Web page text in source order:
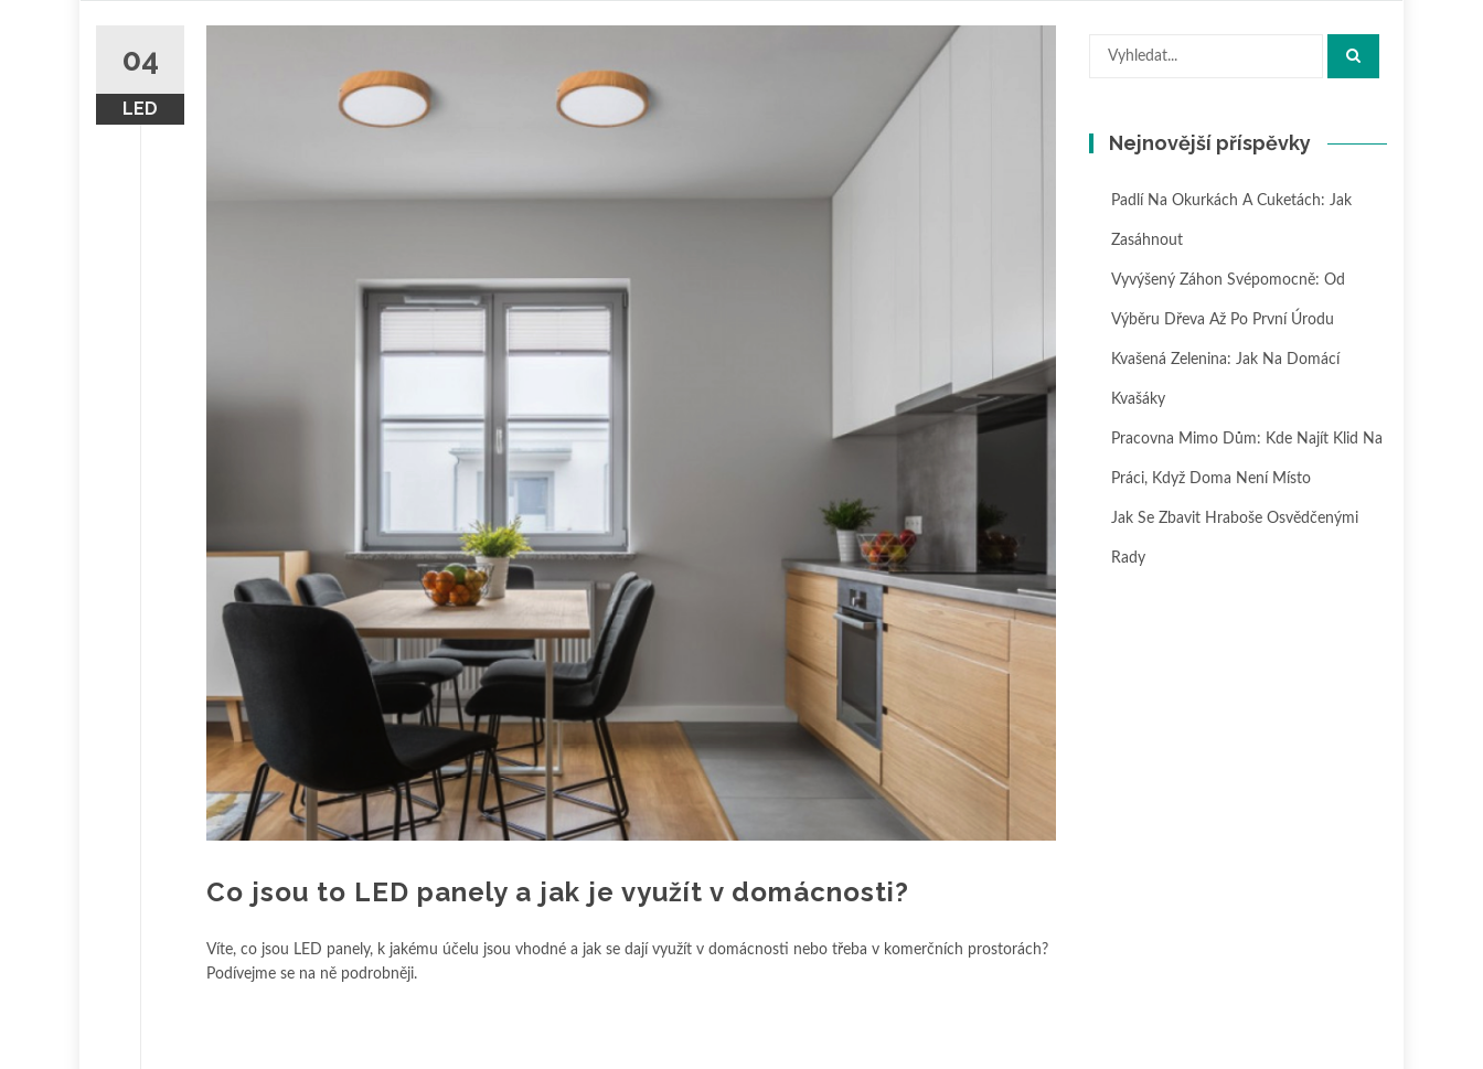
04
LED
Co jsou to LED panely a jak je využít v domácnosti?
Víte, co jsou LED panely, k jakému účelu jsou vhodné a jak se dají využít v domácnosti nebo třeba v komerčních prostorách?
Podívejme se na ně podrobněji.
Hledat:
Nejnovější příspěvky
Padlí Na Okurkách A Cuketách: Jak
Zasáhnout
Vyvýšený Záhon Svépomocně: Od
Výběru Dřeva Až Po První Úrodu
Kvašená Zelenina: Jak Na Domácí
Kvašáky
Pracovna Mimo Dům: Kde Najít Klid Na
Práci, Když Doma Není Místo
Jak Se Zbavit Hraboše Osvědčenými
Rady